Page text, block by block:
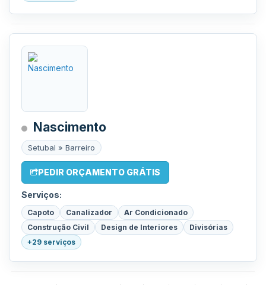
Nascimento
Setubal » Barreiro
PEDIR ORÇAMENTO GRÁTIS
Serviços:
Capoto Canalizador
Ar Condicionado
Construção Civil
Design de Interiores
Divisórias
+29 serviços